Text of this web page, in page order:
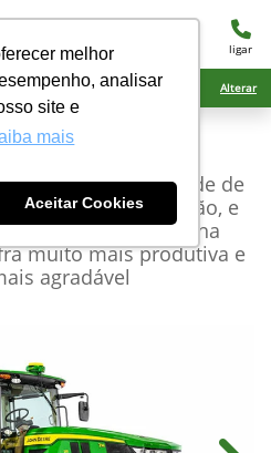
melhor
analisar
site e
mais
Aceitar Cookies
ligar
Alterar
Série 7M
a variedade de
agricultura de precisão, e
nesta máquina
muito mais produtiva e
agradável